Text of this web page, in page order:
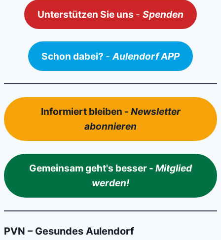
Unterstützen Sie uns - Spenden
Schon dabei? - Aulendorf APP
Informiert bleiben - Newsletter
abonnieren
Gemeinsam geht's besser - Mitglied
werden!
PVN – Gesundes Aulendorf